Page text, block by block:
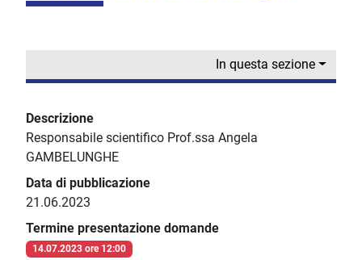
In questa sezione
Descrizione
Responsabile scientifico Prof.ssa Angela
GAMBELUNGHE
Data di pubblicazione
21.06.2023
Termine presentazione domande
14.07.2023 ore 12:00